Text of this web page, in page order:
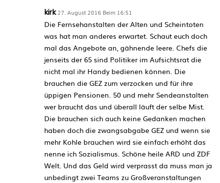
kirk 27. August 2016 Beim 16:51
Die Fernsehanstalten der Alten und Scheintoten
was hat man anderes erwartet. Schaut euch doch
mal das Angebote an, gähnende leere. Chefs die
jenseits der 65 sind Politiker im Aufsichtsrat die
nicht mal ihr Handy bedienen können. Die
brauchen die GEZ zum verzocken und für ihre
üppigen Pensionen. 50 und mehr Sendeanstalten
wer braucht das und überall läuft der selbe Mist.
Die brauchen sich auch keine Gedanken machen
haben doch die zwangsabgabe GEZ und wenn sie
mehr Kohle brauchen wird sie einfach erhöht das
nenne ich Sozialismus. Schöne heile ARD und ZDF
Welt. Und das Geld wird verprasst da muss man ja
unbedingt zwei Teams zu Großveranstaltungen